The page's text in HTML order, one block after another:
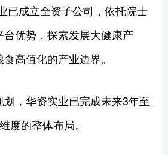
已成立全资子公司，依托院士
优势，探索发展大健康产
高值化的产业边界。
，华资实业已完成未来3年至
度的整体布局。